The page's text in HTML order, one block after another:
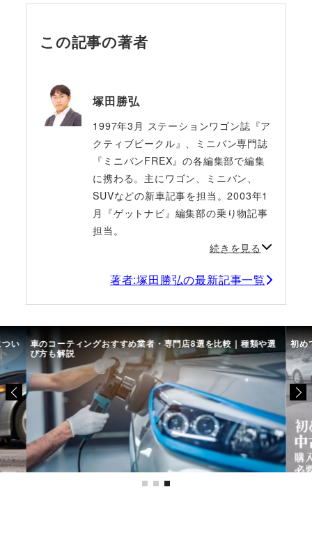
この記事の著者
塚田勝弘
1997年3月 ステーションワゴン誌『ア
クティブビークル』、ミニバン専門誌
『ミニバンFREX』の各編集部で編集
に携わる。主にワゴン、ミニバン、
SUVなどの新車記事を担当。2003年1
月『ゲットナビ』編集部の乗り物記事
担当。
続きを見る
著者:塚田勝弘の最新記事一覧
い 車のコーティングおすすめ業者・専門店8選を比較｜種類や選
び方も解説
初め